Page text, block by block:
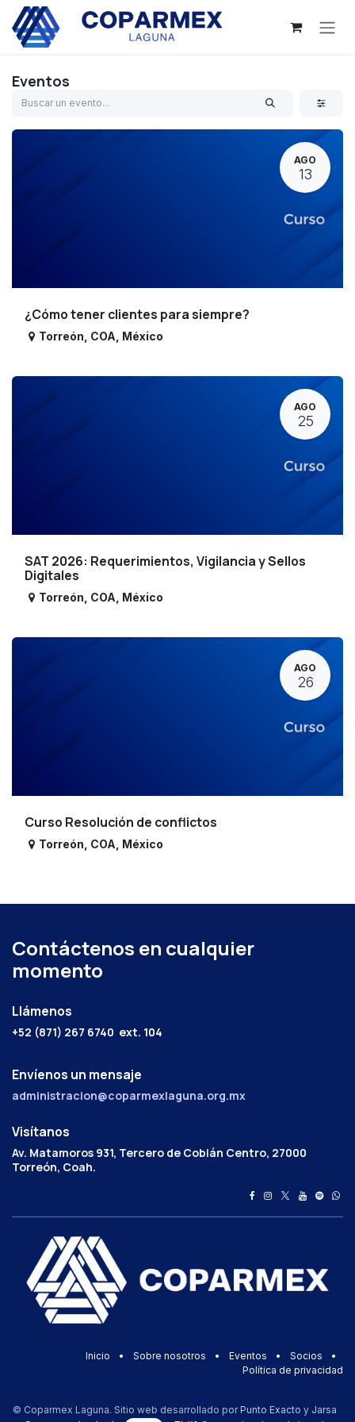
Ir al contenido
Eventos
AGO
13
¿Cómo tener clientes para siempre?
Torreón COA México
AGO
25
SAT 2026: Requerimientos, Vigilancia y Sellos
Digitales
Torreón COA México
AGO
26
Curso Resolución de conflictos
Torreón COA México
Contáctenos en cualquier
momento
Llámenos
+52 (871) 267 6740 ext. 104
Envíenos un mensaje
administracion@coparmexlaguna.org.mx
Visítanos
Av. Matamoros 931, Tercero de Cobián Centro, 27000
Torreón, Coah.
Inicio • Sobre nosotros • Eventos • Socios
•
Política de privacidad
© Coparmex Laguna. Sitio web desarrollado por Punto Exacto y Jarsa